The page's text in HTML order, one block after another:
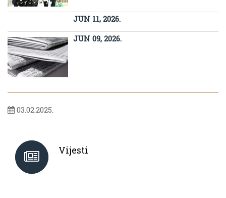
JUN 11, 2026.
JUN 09, 2026.
03.02.2025.
Vijesti